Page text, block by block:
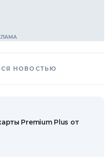
НОВОСТЬЮ
Premium Plus от